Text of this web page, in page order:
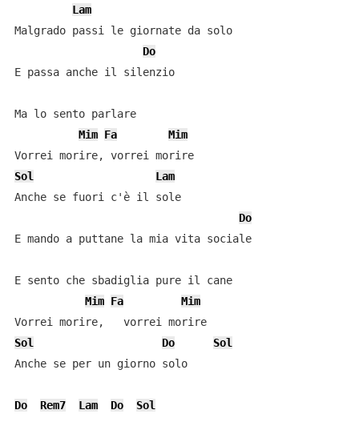
Lam
Malgrado passi le giornate da solo
Do
E passa anche il silenzio
Ma lo sento parlare
Mim Fa
Mim
Vorrei morire, vorrei morire
Sol
Lam
Anche se fuori c'è il sole
Do
E mando a puttane la mia vita sociale
E sento che sbadiglia pure il cane
Mim Fa
Mim
Vorrei morire,   vorrei morire
Sol
Do
Sol
Anche se per un giorno solo
Do Rem7 Lam Do Sol